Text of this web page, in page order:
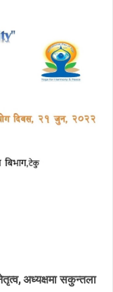
अध्यक्षमा सकुन्तला